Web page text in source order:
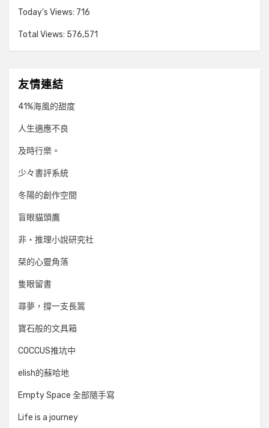
Today's Views: 716
Total Views: 576,571
友情連結
41%海風的甜度
人生適應不良
及時行樂。
少々書評系統
冬陽的創作空間
盲眼貓頭鷹
非‧推理小說研究社
栞的心靈角落
隻眼留書
尋夢，撐一支長篙
寶石般的文具箱
COCCUS推坑中
elish的蘇哈地
Empty Space 全部隨手寫
Life is a journey